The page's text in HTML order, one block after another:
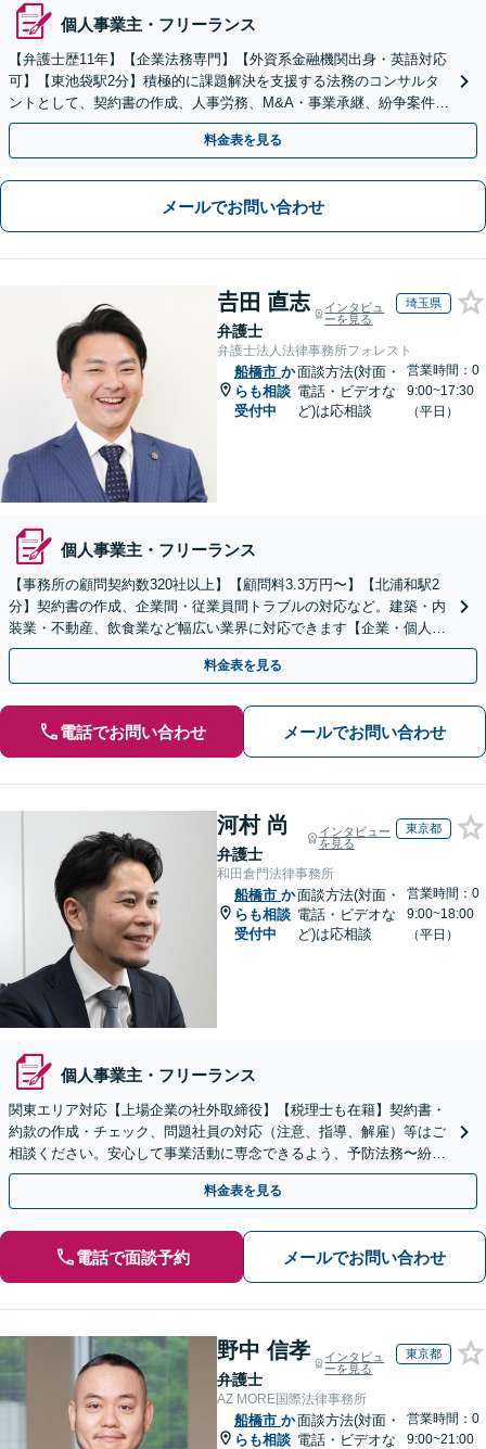
個人事業主・フリーランス
【弁護士歴11年】【企業法務専門】【外資系金融機関出身・英語対応
可】【東池袋駅2分】積極的に課題解決を支援する法務のコンサルタ
ントとして、契約書の作成、人事労務、M&A・事業承継、紛争案件等
に広く対応致します【初回面談無料】
料金表を見る
メールでお問い合わせ
𠮷田 直志
弁護士
インタビュ
ーを見る
埼玉県
弁護士法人法律事務所フォレスト
船橋市 か
らも相談
受付中
面談方法(対面・
電話・ビデオな
ど)は応相談
営業時間：0
9:00~17:30
（平日）
個人事業主・フリーランス
【事務所の顧問契約数320社以上】【顧問料3.3万円〜】【北浦和駅2
分】契約書の作成、企業間・従業員間トラブルの対応など。建築・内
装業・不動産、飲食業など幅広い業界に対応できます【企業・個人事
業主の方初回面談無料】
料金表を見る
電話でお問い合わせ メールでお問い合わせ
河村 尚
弁護士
インタビュー
を見る
東京都
和田倉門法律事務所
船橋市 か
らも相談
受付中
面談方法(対面・
電話・ビデオな
ど)は応相談
営業時間：0
9:00~18:00
（平日）
個人事業主・フリーランス
関東エリア対応【上場企業の社外取締役】【税理士も在籍】契約書・
約款の作成・チェック、問題社員の対応（注意、指導、解雇）等はご
相談ください。安心して事業活動に専念できるよう、予防法務〜紛争
解決まで、幅広い法的ニーズにワンストップで対応します。
料金表を見る
電話で面談予約 メールでお問い合わせ
野中 信孝
弁護士
インタビュ
ーを見る
東京都
AZ MORE国際法律事務所
船橋市 か
らも相談
面談方法(対面・
電話・ビデオな
営業時間：0
9:00~21:00